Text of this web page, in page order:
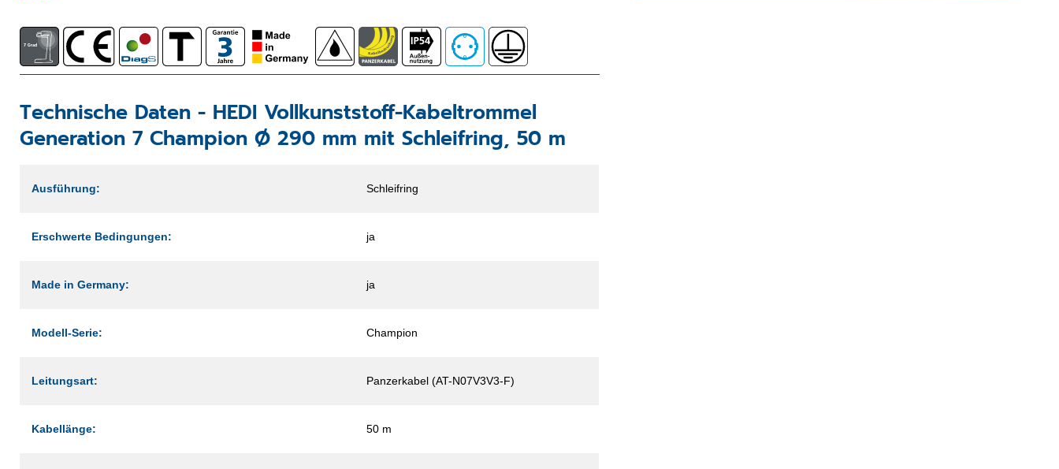
Technische Daten - HEDI Vollkunststoff-Kabeltrommel
Generation 7 Champion Ø 290 mm mit Schleifring, 50 m
Ausführung: Schleifring
Erschwerte Bedingungen: ja
Made in Germany: ja
Modell-Serie: Champion
Leitungsart: Panzerkabel (AT-N07V3V3-F)
Kabellänge: 50 m